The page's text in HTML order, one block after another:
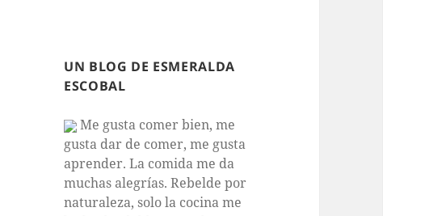
UN BLOG DE ESMERALDA
ESCOBAL
Me gusta comer bien, me
gusta dar de comer, me gusta
aprender. La comida me da
muchas alegrías. Rebelde por
naturaleza, solo la cocina me